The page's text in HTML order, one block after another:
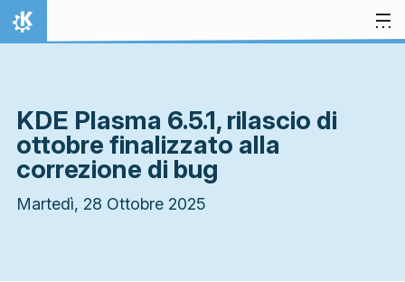
Passa al contenuto
Pagina iniziale
KDE Plasma 6.5.1, rilascio di
ottobre finalizzato alla
correzione di bug
Martedì, 28 Ottobre 2025